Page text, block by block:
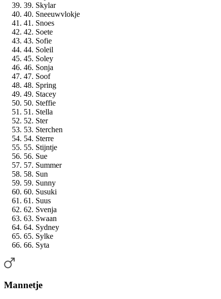
39. Skylar
40. Sneeuwvlokje
41. Snoes
42. Soete
43. Sofie
44. Soleil
45. Soley
46. Sonja
47. Soof
48. Spring
49. Stacey
50. Steffie
51. Stella
52. Ster
53. Sterchen
54. Sterre
55. Stijntje
56. Sue
57. Summer
58. Sun
59. Sunny
60. Susuki
61. Suus
62. Svenja
63. Swaan
64. Sydney
65. Sylke
66. Syta
Mannetje